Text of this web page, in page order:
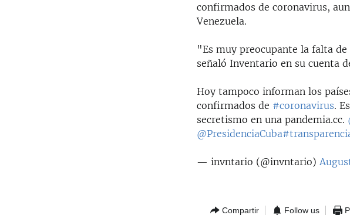
confirmados de coronavirus,
Venezuela.
"Es muy preocupante la falta
señaló Inventario en su cuenta
Hoy tampoco informan los
confirmados de #coronavirus.
secretismo en una pandemia.cc.
@PresidenciaCuba
— invntario (@invntario)
Compartir Follow us